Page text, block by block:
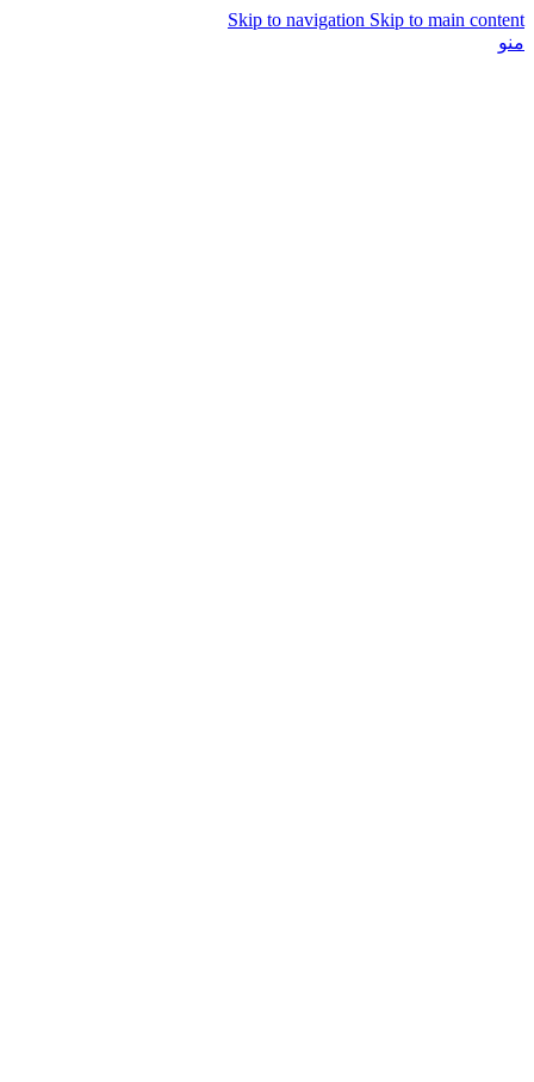
Skip to navigation Skip to main content
منو